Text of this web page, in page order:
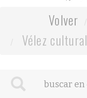
Volver
Vélez cultural